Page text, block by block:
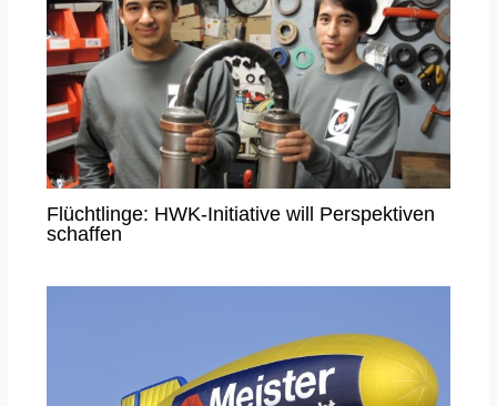
Flüchtlinge: HWK-Initiative will Perspektiven
schaffen